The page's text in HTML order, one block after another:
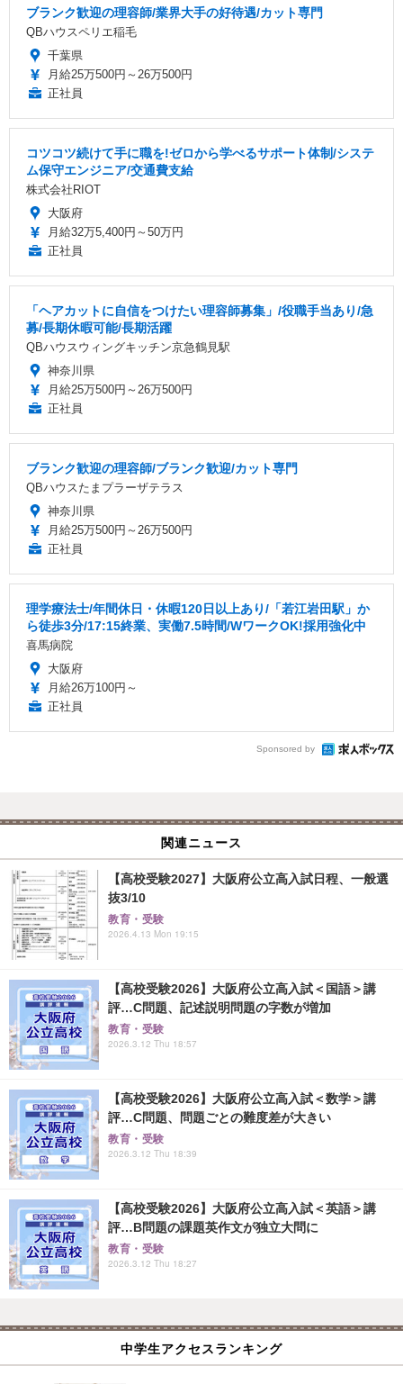
ブランク歓迎の理容師/業界大手の好待遇/カット専門
QBハウスペリエ稲毛
千葉県
月給25万500円～26万500円
正社員
コツコツ続けて手に職を!ゼロから学べるサポート体制/システ
ム保守エンジニア/交通費支給
株式会社RIOT
大阪府
月給32万5,400円～50万円
正社員
「ヘアカットに自信をつけたい理容師募集」/役職手当あり/急
募/長期休暇可能/長期活躍
QBハウスウィングキッチン京急鶴見駅
神奈川県
月給25万500円～26万500円
正社員
ブランク歓迎の理容師/ブランク歓迎/カット専門
QBハウスたまプラーザテラス
神奈川県
月給25万500円～26万500円
正社員
理学療法士/年間休日・休暇120日以上あり/「若江岩田駅」か
ら徒歩3分/17:15終業、実働7.5時間/WワークOK!採用強化中
喜馬病院
大阪府
月給26万100円～
正社員
Sponsored by
関連ニュース
【高校受験2027】大阪府公立高入試日程、一般選
抜3/10
教育・受験
2026.4.13 Mon 19:15
【高校受験2026】大阪府公立高入試＜国語＞講
評…C問題、記述説明問題の字数が増加
教育・受験
2026.3.12 Thu 18:57
【高校受験2026】大阪府公立高入試＜数学＞講
評…C問題、問題ごとの難度差が大きい
教育・受験
2026.3.12 Thu 18:39
【高校受験2026】大阪府公立高入試＜英語＞講
評…B問題の課題英作文が独立大問に
教育・受験
2026.3.12 Thu 18:27
中学生アクセスランキング